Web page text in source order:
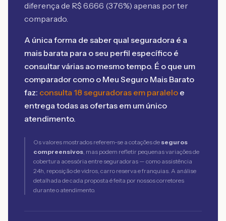
diferença de R$ 6.666 (376%) apenas por ter
comparado.
A única forma de saber qual seguradora é a
mais barata para o seu perfil específico é
consultar várias ao mesmo tempo. É o que um
comparador como o Meu Seguro Mais Barato
faz: consulta 18 seguradoras em paralelo e
entrega todas as ofertas em um único
atendimento.
Os valores mostrados referem-se a cotações de seguros
compreensivos, mas podem refletir pequenas variações de
cobertura acessória entre seguradoras — como assistência
24h, reposição de vidros, carro reserva e franquias. A análise
detalhada de cada proposta é feita por nossos corretores
durante o atendimento.